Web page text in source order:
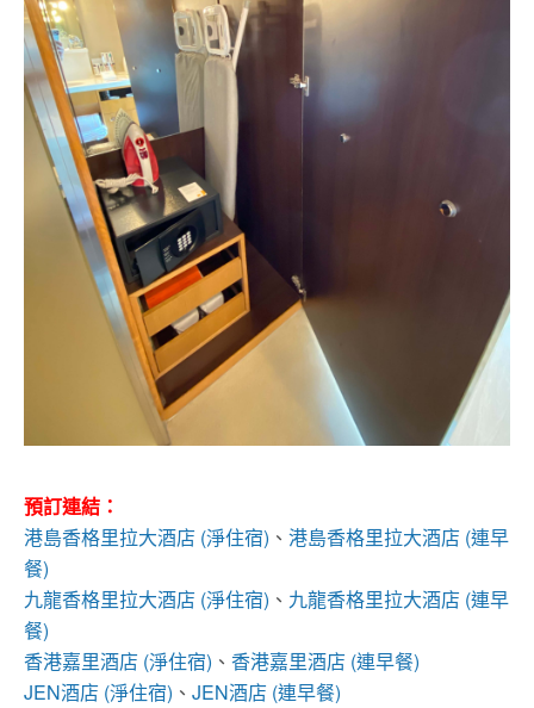
預訂連結：
港島香格里拉大酒店 (淨住宿) 、 港島香格里拉大酒店 (連早
餐)
九龍香格里拉大酒店 (淨住宿) 、 九龍香格里拉大酒店 (連早
餐)
香港嘉里酒店 (淨住宿) 、 香港嘉里酒店 (連早餐)
JEN酒店 (淨住宿) 、 JEN酒店 (連早餐)